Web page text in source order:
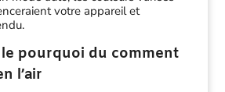
votre appareil et
pourquoi du comment
l’air